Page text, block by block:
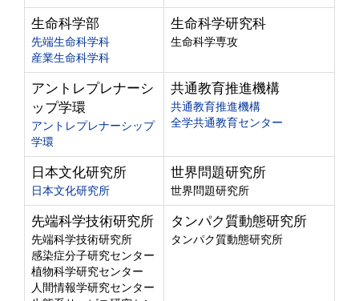
生命科学部
先端生命科学科
産業生命科学科
生命科学研究科
生命科学専攻
アントレプレナーシ
ップ学環
アントレプレナーシップ
学環
共通教育推進機構
共通教育推進機構
全学共通教育センター
日本文化研究所
日本文化研究所
世界問題研究所
世界問題研究所
先端科学技術研究所
先端科学技術研究所
感染症分子研究センター
植物科学研究センター
人間情報学研究センター
タンパク質動態研究所
タンパク質動態研究所